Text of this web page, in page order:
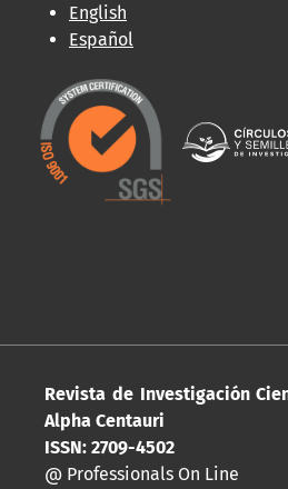
English
Español
Revista de Investigación
Alpha Centauri
ISSN: 2709-4502
@ Professionals On Line